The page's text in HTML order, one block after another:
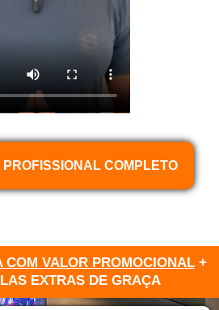
COMPLETO
COM VALOR PROMOCIONAL+
EXTRAS DE GRAÇA